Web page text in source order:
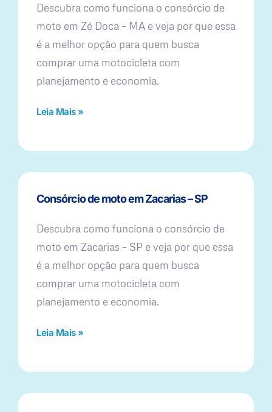
Descubra como funciona o consórcio de
moto em Zé Doca – MA e veja por que essa
é a melhor opção para quem busca
comprar uma motocicleta com
planejamento e economia.
Leia Mais »
Consórcio de moto em Zacarias – SP
Descubra como funciona o consórcio de
moto em Zacarias – SP e veja por que essa
é a melhor opção para quem busca
comprar uma motocicleta com
planejamento e economia.
Leia Mais »